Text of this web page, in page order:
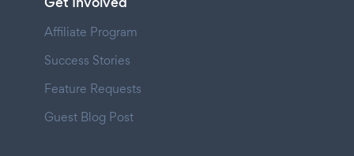
Affiliate Program
Success Stories
Feature Requests
Guest Blog Post